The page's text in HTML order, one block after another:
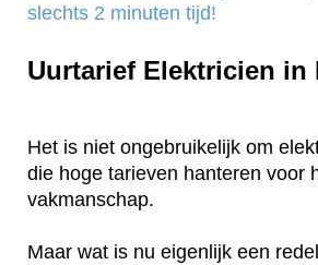
slechts 2 minuten tijd!
Uurtarief Elektricien in
Het is niet ongebruikelijk om
die hoge tarieven hanteren voor
vakmanschap.
Maar wat is nu eigenlijk een